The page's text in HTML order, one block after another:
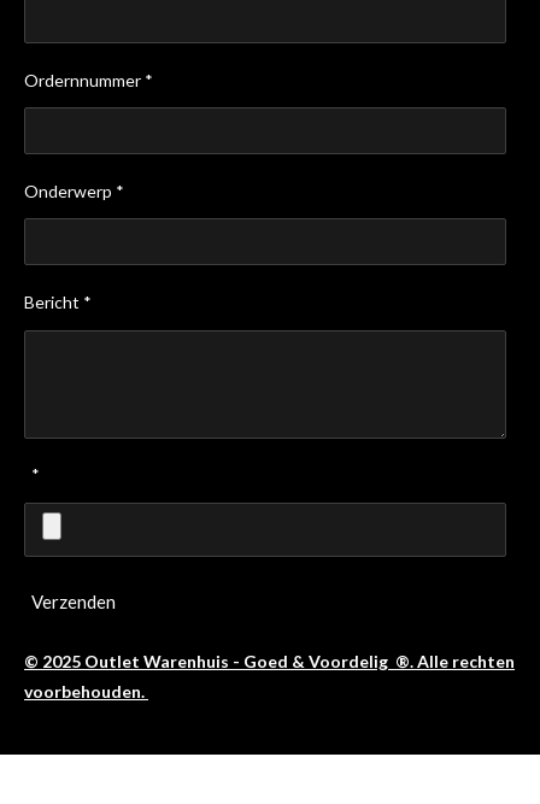
Ordernnummer *
Onderwerp *
Bericht *
*
Verzenden
© 2025 Outlet Warenhuis - Goed & Voordelig ®. Alle rechten
voorbehouden.